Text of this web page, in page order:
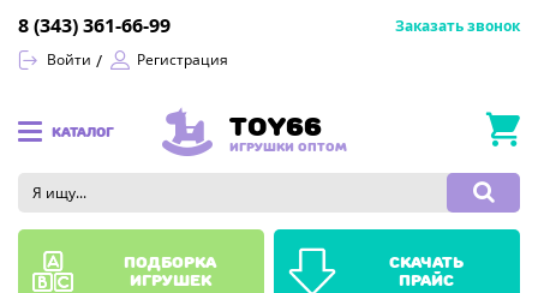
Войти Регистрация
8 (343) 361-66-99 Заказать звонок
КАТАЛОГ TOY66
ИГРУШКИ ОПТОМ
подборка
игрушек
скачать
прайс